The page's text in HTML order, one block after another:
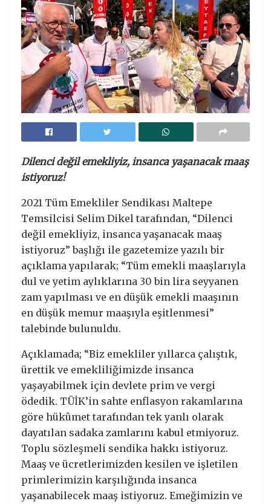
Dilenci değil emekliyiz, insanca yaşanacak maaş
istiyoruz!
2021 Tüm Emekliler Sendikası Maltepe
Temsilcisi Selim Dikel tarafından, “Dilenci
değil emekliyiz, insanca yaşanacak maaş
istiyoruz” başlığı ile gazetemize yazılı bir
açıklama yapılarak; “Tüm emekli maaşlarıyla
dul ve yetim aylıklarına 30 bin lira seyyanen
zam yapılması ve en düşük emekli maaşının
en düşük memur maaşıyla eşitlenmesi”
talebinde bulunuldu.
Açıklamada; “Biz emekliler yıllarca çalıştık,
ürettik ve emekliliğimizde insanca
yaşayabilmek için devlete prim ve vergi
ödedik. TÜİK’in sahte enflasyon rakamlarına
göre hükûmet tarafından tek yanlı olarak
dayatılan sadaka zamlarını kabul etmiyoruz.
Toplu sözleşmeli sendika hakkı istiyoruz.
Maaş ve ücretlerimizden kesilen ve işletilen
primlerimizin karşılığında insanca
yaşanabilecek maaş istiyoruz. Emeğimizin ve